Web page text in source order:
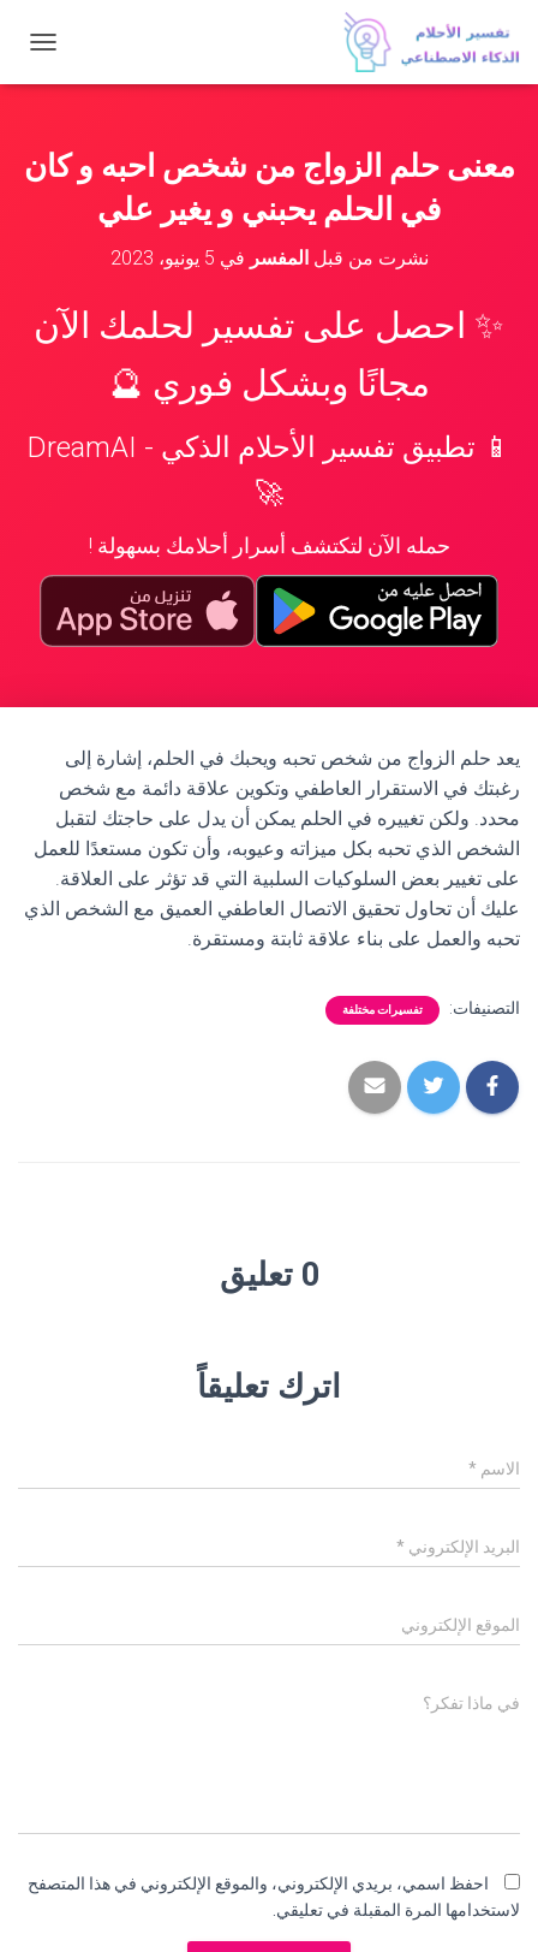
ب
ا
معنى حلم الزواج من شخص احبه و كان
في الحلم يحبني و يغير علي
نشرت من قبلالمفسر في 5 يونيو، 2023
✨ احصل على تفسير لحلمك الآن
مجانًا وبشكل فوري 🔮
📱 تطبيق تفسير الأحلام الذكي - DreamAI
🚀
حمله الآن لتكتشف أسرار أحلامك بسهولة !
يعد حلم الزواج من شخص تحبه ويحبك في الحلم، إشارة إلى
رغبتك في الاستقرار العاطفي وتكوين علاقة دائمة مع شخص
محدد. ولكن تغييره في الحلم يمكن أن يدل على حاجتك لتقبل
الشخص الذي تحبه بكل ميزاته وعيوبه، وأن تكون مستعدًا للعمل
على تغيير بعض السلوكيات السلبية التي قد تؤثر على العلاقة.
عليك أن تحاول تحقيق الاتصال العاطفي العميق مع الشخص الذي
تحبه والعمل على بناء علاقة ثابتة ومستقرة.
التصنيفات: تفسيرات مختلفة
0 تعليق
اترك تعليقاً
الاسم *
البريد الإلكتروني *
الموقع الإلكتروني
في ماذا تفكر؟
احفظ اسمي، بريدي الإلكتروني، والموقع الإلكتروني في هذا المتصفح
لاستخدامها المرة المقبلة في تعليقي.